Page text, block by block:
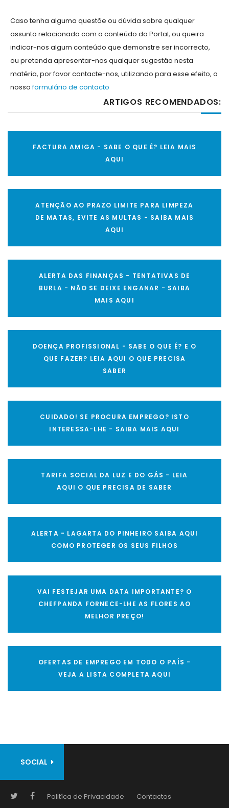
Caso tenha alguma questõe ou dúvida sobre qualquer
assunto relacionado com o conteúdo do Portal, ou queira
indicar-nos algum conteúdo que demonstre ser incorrecto,
ou pretenda apresentar-nos qualquer sugestão nesta
matéria, por favor contacte-nos, utilizando para esse efeito, o
nossoformulário de contacto
ARTIGOS RECOMENDADOS:
FACTURA AMIGA - SABE O QUE É? LEIA MAIS
AQUI
ATENÇÃO AO PRAZO LIMITE PARA LIMPEZA
DE MATAS, EVITE AS MULTAS - SAIBA MAIS
AQUI
ALERTA DAS FINANÇAS - TENTATIVAS DE
BURLA - NÃO SE DEIXE ENGANAR - SAIBA
MAIS AQUI
DOENÇA PROFISSIONAL - SABE O QUE É? E O
QUE FAZER? LEIA AQUI O QUE PRECISA
SABER
CUIDADO! SE PROCURA EMPREGO? ISTO
INTERESSA-LHE - SAIBA MAIS AQUI
TARIFA SOCIAL DA LUZ E DO GÁS - LEIA
AQUI O QUE PRECISA DE SABER
ALERTA - LAGARTA DO PINHEIRO SAIBA AQUI
COMO PROTEGER OS SEUS FILHOS
VAI FESTEJAR UMA DATA IMPORTANTE? O
CHEFPANDA FORNECE-LHE AS FLORES AO
MELHOR PREÇO!
OFERTAS DE EMPREGO EM TODO O PAÍS -
VEJA A LISTA COMPLETA AQUI
SOCIAL
Politíca de Privacidade Contactos